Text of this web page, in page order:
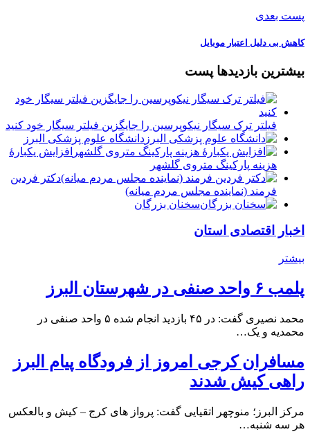
پست بعدی
کاهش بی دلیل اعتبار موبایل
بیشترین بازدیدها پست
فیلتر ترک سیگار نیکوپرسین را جایگزین فیلتر سیگار خود کنید
دانشگاه علوم پزشکی البرز
افزایش یکبارۀ
هزینه پارکینگ متروی گلشهر
دكتر فردين
فرمند (نماينده مجلس مردم میانه)
سخنان بزرگان
اخبار اقتصادی استان
بیشتر
پلمب ۶ واحد صنفی در شهرستان البرز
محمد نصیری گفت: در ۴۵ بازدید انجام شده ۵ واحد صنفی در
محمدیه و یک…
مسافران کرجی امروز از فرودگاه پیام البرز
راهی کیش شدند
مرکز البرز؛ منوچهر اتقیایی گفت: پرواز های کرج – کیش و بالعکس
هر سه شنبه…